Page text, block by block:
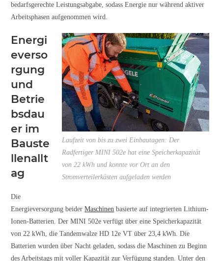
bedarfsgerechte Leistungsabgabe, sodass Energie nur während aktiver
Arbeitsphasen aufgenommen wird.
Laufzeit von bis zu zwei Einbautagen: Der
Radfertiger MINI 502e hat eine Speicherkapazität
von 22 kWh und konnte vor Ort an den
Stromverteilerkästen aufgeladen werden
Energi
everso
rgung
und
Betrie
bsdau
er im
Bauste
llenallt
ag
Die
Energieversorgung beiderMaschinen basierte auf integrierten Lithium-
Ionen-Batterien. Der MINI 502e verfügt über eine Speicherkapazität
von 22 kWh, die Tandemwalze HD 12e VT über 23,4 kWh. Die
Batterien wurden über Nacht geladen, sodass die Maschinen zu Beginn
des Arbeitstags mit voller Kapazität zur Verfügung standen. Unter den